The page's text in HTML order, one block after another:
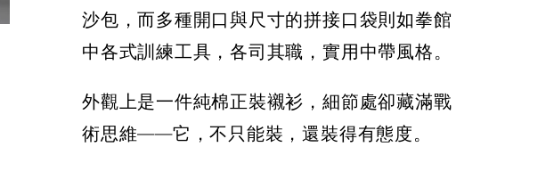
沙包，而多種開口與尺寸的拼接口袋則如拳館
中各式訓練工具，各司其職，實用中帶風格。
外觀上是一件純棉正裝襯衫，細節處卻藏滿戰
術思維——它，不只能裝，還裝得有態度。